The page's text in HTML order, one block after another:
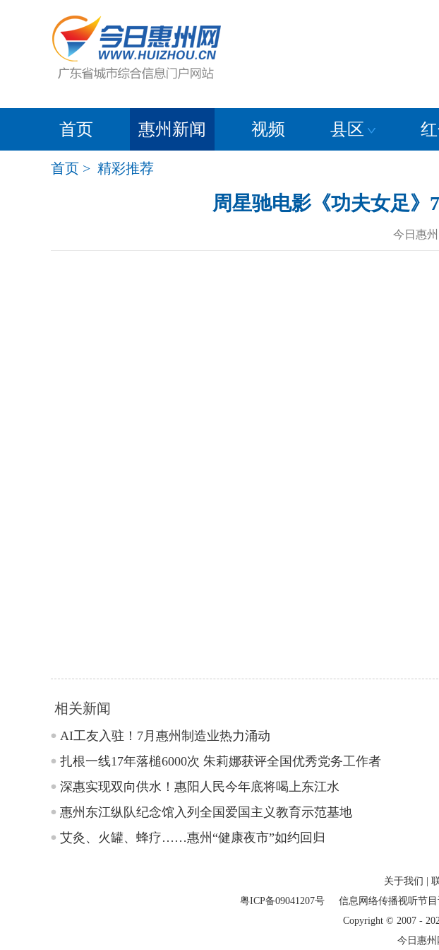
首页 惠州新闻 视频 县区
首页 > 精彩推荐
周星驰电影《功夫女足》
今日惠
相关新闻
AI工友入驻！7月惠州制造业热力涌动
扎根一线17年落槌6000次 朱莉娜获评全国优秀党务工作者
深惠实现双向供水！惠阳人民今年底将喝上东江水
惠州东江纵队纪念馆入列全国爱国主义教育示范基地
艾灸、火罐、蜂疗……惠州“健康夜市”如约回归
关于我们
粤ICP备09041207号
信息网络传播视听节目
Copyright © 2007 -
今日惠